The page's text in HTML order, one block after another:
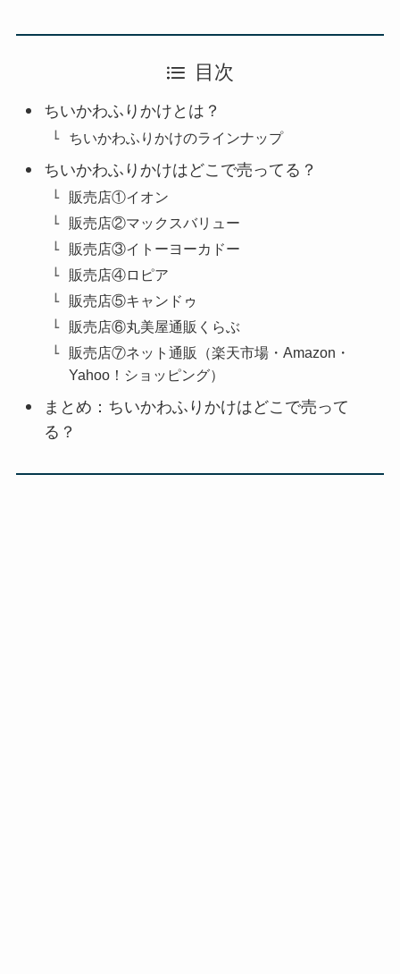
目次
ちいかわふりかけとは？
ちいかわふりかけのラインナップ
ちいかわふりかけはどこで売ってる？
販売店①イオン
販売店②マックスバリュー
販売店③イトーヨーカドー
販売店④ロピア
販売店⑤キャンドゥ
販売店⑥丸美屋通販くらぶ
販売店⑦ネット通販（楽天市場・Amazon・
Yahoo！ショッピング）
まとめ：ちいかわふりかけはどこで売って
る？